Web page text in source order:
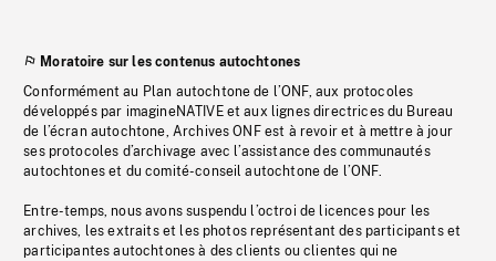
Moratoire sur les contenus autochtones
Conformément au Plan autochtone de l’ONF, aux protocoles
développés par imagineNATIVE et aux lignes directrices du Bureau
de l’écran autochtone, Archives ONF est à revoir et à mettre à jour
ses protocoles d’archivage avec l’assistance des communautés
autochtones et du comité-conseil autochtone de l’ONF.
Entre-temps, nous avons suspendu l’octroi de licences pour les
archives, les extraits et les photos représentant des participants et
participantes autochtones à des clients ou clientes qui ne